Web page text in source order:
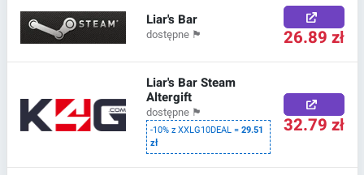
Liar's Bar
dostępne 🏴 26.89 zł
Liar's Bar Steam
Altergift
dostępne 🏴
-10% z XXLG10DEAL =29.51
zł
32.79 zł